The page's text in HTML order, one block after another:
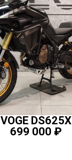
VOGE DS625X
699 000 ₽